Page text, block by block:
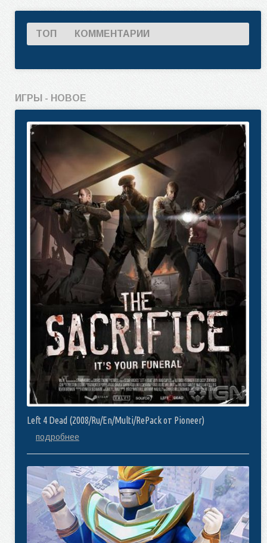
ТОП КОММЕНТАРИИ
ИГРЫ - НОВОЕ
Left 4 Dead (2008/Ru/En/Multi/RePack от Pioneer)
подробнее